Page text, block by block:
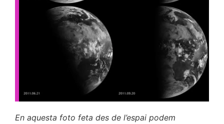
En aquesta foto feta des de l’espai podem